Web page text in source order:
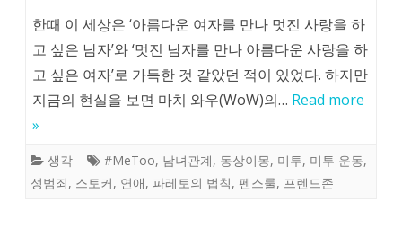
한때 이 세상은 ‘아름다운 여자를 만나 멋진 사랑을 하
고 싶은 남자’와 ‘멋진 남자를 만나 아름다운 사랑을 하
고 싶은 여자’로 가득한 것 같았던 적이 있었다. 하지만
지금의 현실을 보면 마치 와우(WoW)의… Read more
»
생각 #MeToo, 남녀관계, 동상이몽, 미투, 미투 운동,
성범죄, 스토커, 연애, 파레토의 법칙, 펜스룰, 프렌드존